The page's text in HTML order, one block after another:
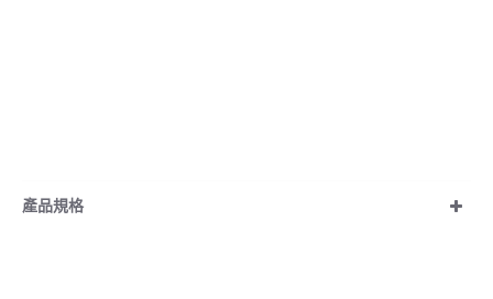
產品規格